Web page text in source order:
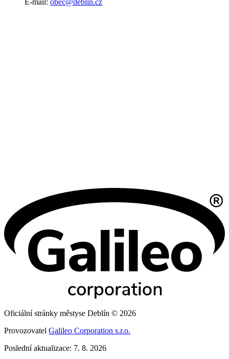
E-mail: obec@deblin.cz
Oficiální stránky městyse Deblín © 2026
Provozovatel Galileo Corporation s.r.o.
Poslední aktualizace: 7. 8. 2026